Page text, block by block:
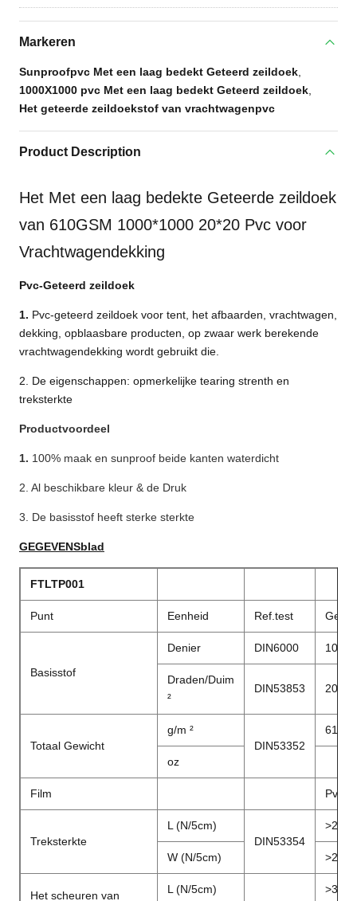
Markeren
Sunproofpvc Met een laag bedekt Geteerd zeildoek
1000X1000 pvc Met een laag bedekt Geteerd zeildoek
Het geteerde zeildoekstof van vrachtwagenpvc
Product Description
Het Met een laag bedekte Geteerde zeildoek
van 610GSM 1000*1000 20*20 Pvc voor
Vrachtwagendekking
Pvc-Geteerd zeildoek
1. Pvc-geteerd zeildoek voor tent, het afbaarden, vrachtwagen,
dekking, opblaasbare producten, op zwaar werk berekende
vrachtwagendekking wordt gebruikt die.
2. De eigenschappen: opmerkelijke tearing strenth en
treksterkte
Productvoordeel
1. 100% maak en sunproof beide kanten waterdicht
2. Al beschikbare kleur & de Druk
3. De basisstof heeft sterke sterkte
GEGEVENSblad
FTLTP001
Punt Eenheid Ref.test
Basisstof
Denier DIN6000
Draden/Duim
²
DIN53853 20*20
Totaal Gewicht
g/m ²
DIN53352
610
oz
Film Pvc
Treksterkte
L (N/5cm)
DIN53354
>2300
W (N/5cm) >2000
Het scheuren van
L (N/5cm)
>300